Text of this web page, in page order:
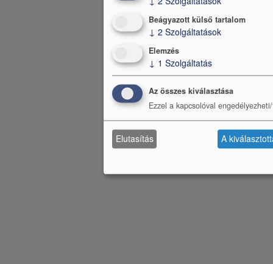
Beágyazott külső tartalom
↓ 2 Szolgáltatások
Elemzés
↓ 1 Szolgáltatás
Az összes kiválasztása
Ezzel a kapcsolóval
Elutasítás A